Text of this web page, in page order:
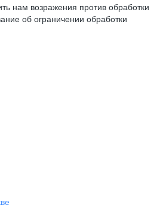
нам возражения против обработки
об ограничении обработки